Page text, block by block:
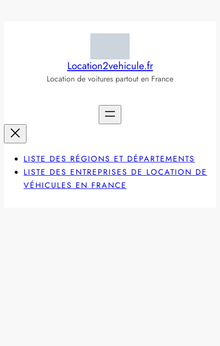
Location2vehicule.fr
Location de voitures partout en France
LISTE DES RÉGIONS ET DÉPARTEMENTS
LISTE DES ENTREPRISES DE LOCATION DE
VÉHICULES EN FRANCE